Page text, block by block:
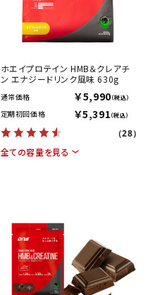
ホエイプロテイン HMB＆クレアチ
ン エナジードリンク風味 630g
通常価格 ￥5,990（税込）
定期初回価格 ￥5,391（税込）
（28）
全ての容量を見る